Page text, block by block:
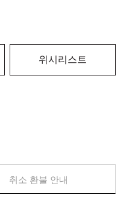
위시리스트
취소 환불 안내